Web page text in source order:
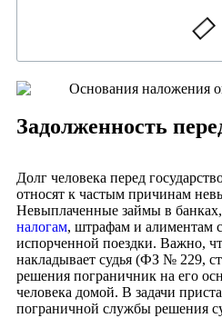
Задолженность
Долг человека перед
относят к частым причинам
Невыплаченные займы в
налогам, штрафам и алиментам
испорченной поездки. Важно,
накладывает судья (ФЗ № 229,
решения пограничник на его
человека домой. В задачи
пограничной службы решения